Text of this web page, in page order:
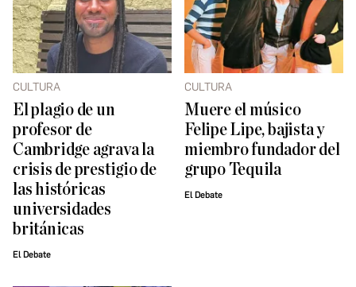
CULTURA
El plagio de un
profesor de
Cambridge agrava la
crisis de prestigio de
las históricas
universidades
británicas
El Debate
CULTURA
Muere el músico
Felipe Lipe, bajista y
miembro fundador del
grupo Tequila
El Debate